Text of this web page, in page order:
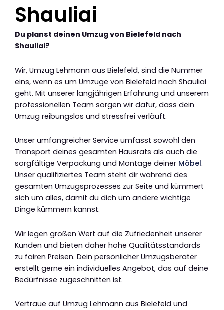
Shauliai
Du planst deinen Umzug von Bielefeld nach
Shauliai?
Wir, Umzug Lehmann aus Bielefeld, sind die Nummer
eins, wenn es um Umzüge von Bielefeld nach Shauliai
geht. Mit unserer langjährigen Erfahrung und unserem
professionellen Team sorgen wir dafür, dass dein
Umzug reibungslos und stressfrei verläuft.
Unser umfangreicher Service umfasst sowohl den
Transport deines gesamten Hausrats als auch die
sorgfältige Verpackung und Montage deiner Möbel.
Unser qualifiziertes Team steht dir während des
gesamten Umzugsprozesses zur Seite und kümmert
sich um alles, damit du dich um andere wichtige
Dinge kümmern kannst.
Wir legen großen Wert auf die Zufriedenheit unserer
Kunden und bieten daher hohe Qualitätsstandards
zu fairen Preisen. Dein persönlicher Umzugsberater
erstellt gerne ein individuelles Angebot, das auf deine
Bedürfnisse zugeschnitten ist.
Vertraue auf Umzug Lehmann aus Bielefeld und